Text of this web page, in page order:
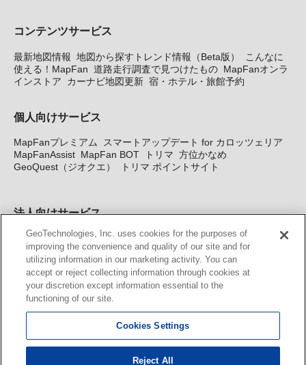
コンテンツサービス
最新地図情報 地図から探すトレンド情報（Beta版）
こんなに
使える！MapFan 道路走行調査で見つけたもの MapFanオンラ
インストア
カーナビ地図更新 宿・ホテル・旅館予約
個人向けサービス
MapFanプレミアム
スマートアップデート for カロッツェリア
MapFanAssist MapFan BOT トリマ 方位かなめ
GeoQuest（ジオクエ）
トリマ ポイントサイト
法人向けサービス
法人向け地図・位置情報サービス WEBサイト・システム向け地
図API Windows PC向け地図開発キット MapFan DB 住所確認
サービス
MAP WORLD+ トリマ広告 Geo-Research
カーナビ地図更新サービス
MapFan スマートメンバーズ
KENWOOD MapFan Club
GeoTechnologies, Inc. uses cookies for the purposes of
improving the convenience and quality of our site and for
utilizing information in our marketing activity. You can
accept or reject collecting information through cookies at
your discretion except information essential to the
functioning of our site.
Cookies Settings
Reject All